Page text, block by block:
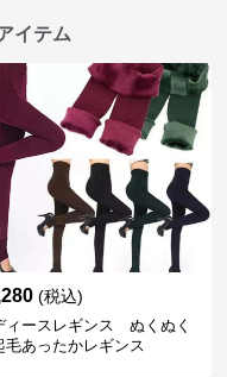
イテム
(税込)
ィースレギンス ぬくぬく
毛あったかレギンス